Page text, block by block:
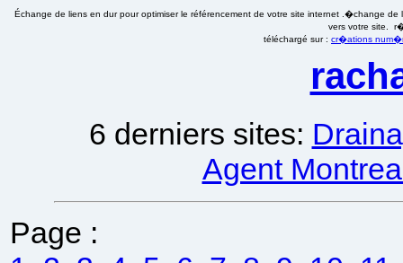
Échange de liens en dur pour optimiser le référencement de votre site internet .�change
vers votre site.
téléchargé sur : cr�ations
6 derniers sites:
Agent
Page :